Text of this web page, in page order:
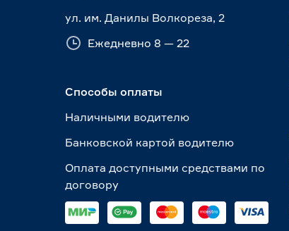
Вид элемента
Брючница выдвижная
Кронштейн
Ширина элемента (мм)
312 412
424 427 435
Цвет декора
Светлое дерево
Страна производства
ул. им. Данилы Волкореза, 2
Ежедневно 8 — 22
Способы оплаты
Наличными водителю
Банковской картой водителю
Оплата доступными средствами по
договору